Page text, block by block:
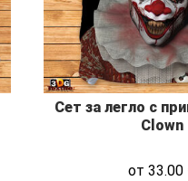
Сет за легло с
Clown
от33.00